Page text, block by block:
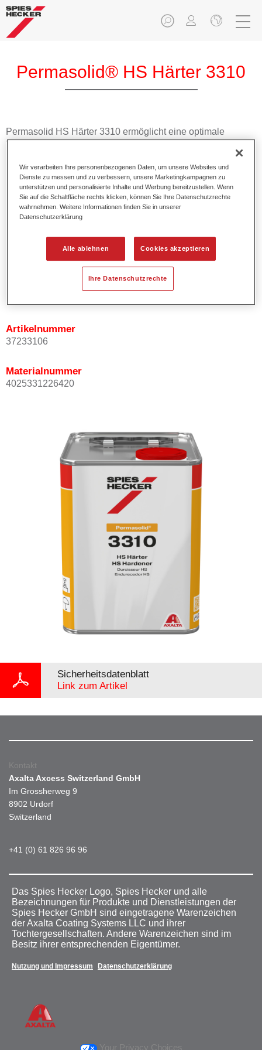
Permasolid® HS Härter 3310
Permasolid HS Härter 3310 ermöglicht eine optimale
Verarbeitung von bestimmten Permasolid HS Füllern und
Produktmerkmale
Besitzt einen hohen Festkörperanteil.
Ermöglicht eine wirtschaftliche und umweltschonende
Eignet sich für alle Ganz- und Teillackierungen bei
normalen Temperaturen.
Artikelnummer
37233106
Materialnummer
4025331226420
Sicherheitsdatenblatt
Link zum Artikel
Kontakt
Axalta Axcess Switzerland GmbH
Im Grossherweg 9
8902 Urdorf
Switzerland
+41 (0) 61 826 96 96
Das Spies Hecker Logo, Spies Hecker und alle
Bezeichnungen für Produkte und Dienstleistungen der
Spies Hecker GmbH sind eingetragene Warenzeichen
der Axalta Coating Systems LLC und ihrer
Tochtergesellschaften. Andere Warenzeichen sind im
Besitz ihrer entsprechenden Eigentümer.
Nutzung und Impressum Datenschutzerklärung
Your Privacy Choices
Wir verarbeiten Ihre personenbezogenen Daten, um unsere Websites und
Dienste zu messen und zu verbessern, unsere Marketingkampagnen zu
unterstützen und personalisierte Inhalte und Werbung bereitzustellen. Wenn
Sie auf die Schaltfläche rechts klicken, können Sie Ihre Datenschutzrechte
wahrnehmen. Weitere Informationen finden Sie in unserer
Datenschutzerklärung
Alle ablehnen Cookies akzeptieren
Ihre Datenschutzrechte